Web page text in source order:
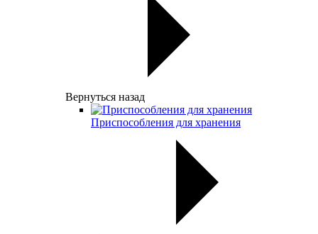
Вернуться назад
Приспособления для хранения